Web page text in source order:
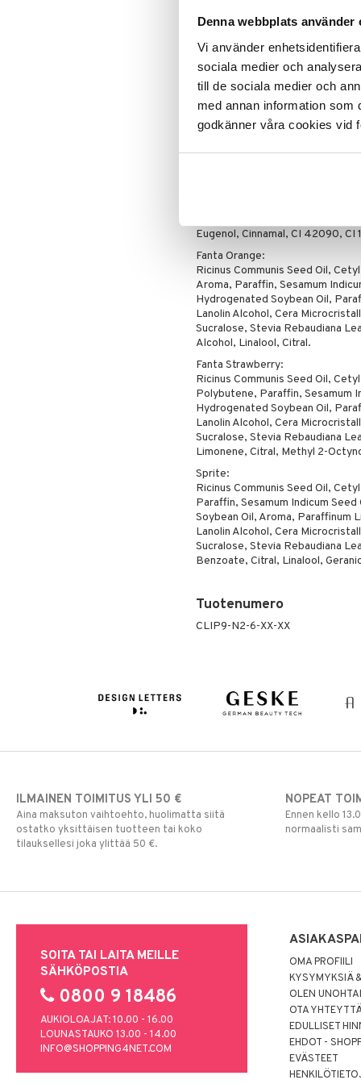
Denna webbplats använder
Vi använder
sociala medier och
till de sociala medier och
med annan information som
godkänner våra cookies vid
Benzyl Benzoate, Cinnamal,
Ricinus Communis Seed Oil,
Paraffin, Sesamum Indicum
Soybean Oil, Benzyl Benzoate,
Lanolin Alcohol, Cera
Sucralose, Stevia Rebaudiana
Limonene, Citral, Eugenol,
Soybean Oil, Paraffinum
Microcristallina, Triticum
Eugenol, Cinnamal, CI 42090, CI
Fanta Orange:
Ricinus Communis Seed Oil,
Aroma, Paraffin, Sesamum
Hydrogenated Soybean Oil,
Lanolin Alcohol, Cera
Sucralose, Stevia Rebaudiana
Alcohol, Linalool, Citral.
Fanta Strawberry:
Ricinus Communis Seed Oil,
Polybutene, Paraffin, Sesamum
Hydrogenated Soybean Oil,
Lanolin Alcohol, Cera
Sucralose, Stevia Rebaudiana
Limonene, Citral, Methyl 2-
Sprite:
Ricinus Communis Seed Oil,
Paraffin, Sesamum Indicum
Soybean Oil, Aroma, Paraffinum
Lanolin Alcohol, Cera
Sucralose, Stevia Rebaudiana
Benzoate, Citral, Linalool,
Tuotenumero
CLIP9-N2-6-XX-XX
ILMAINEN TOIMITUS YLI 50 €
Aina maksuton vaihtoehto, huolimatta siitä
ostatko yksittäisen tuotteen tai koko
tilauksellesi joka ylittää 50 €.
NOPEAT
Ennen kello
normaalisti
SOITA TAI LAITA MEILLE
SÄHKÖPOSTIA
0800 9 18486
AUKIOLOAJAT: 10.00 - 16.00
LOUNASTAUKO 13.00 - 14.00
INFO@SHOPPING4NET.COM
OMA PROFIILI
KYSYMYKSIÄ
OLEN
OTA
EDULLISET
EHDOT -
EVÄSTEET